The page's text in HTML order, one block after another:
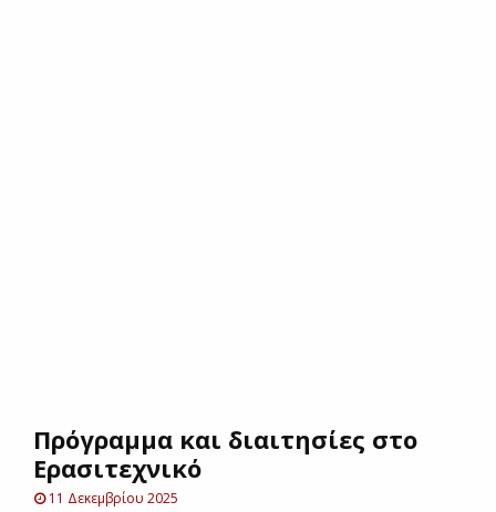
UΠρόγραμμα και διαιτησίες στο
Ερασιτεχνικό
11 Δεκεμβρίου 2025